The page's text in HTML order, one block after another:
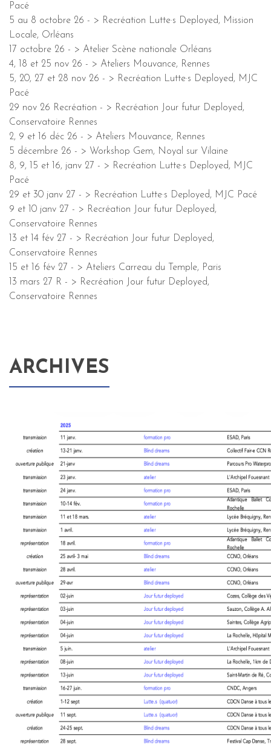
Pacé
5 au 8 octobre 26 - > Recréation Lutte·s Deployed, Mission
Locale, Orléans
17 octobre 26 - > Atelier Scène nationale Orléans
4, 18 et 25 nov 26 - > Ateliers Mouvance, Rennes
5, 20, 27 et 28 nov 26 - > Recréation Lutte·s Deployed, MJC
Pacé
29 nov 26 Recréation - > Recréation Jour futur Deployed,
Conservatoire Rennes
2, 9 et 16 déc 26 - > Ateliers Mouvance, Rennes
5 décembre 26 - > Workshop Gem, Noyal sur Vilaine
8, 9, 15 et 16, janv 27 - > Recréation Lutte·s Deployed, MJC
Pacé
29 et 30 janv 27 - > Recréation Lutte·s Deployed, MJC Pacé
9 et 10 janv 27 - > Recréation Jour futur Deployed,
Conservatoire Rennes
13 et 14 fév 27 - > Recréation Jour futur Deployed,
Conservatoire Rennes
15 et 16 fév 27 - > Ateliers Carreau du Temple, Paris
13 mars 27 R - > Recréation Jour futur Deployed,
Conservatoire Rennes
ARCHIVES